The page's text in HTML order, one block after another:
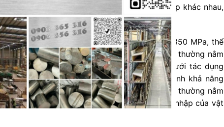
mác thép này trong nhiều ngành công nghiệp khác nhau,
độ bền kéo
dao động trong khoảng 700-850 MPa, thể
đứt gãy. Bên cạnh đó,độ bền chảycủa thép, thường nằm
khả năng chống lại biến dạng vĩnh viễn dưới tác dụng
trọng khác, thường đạt từ 15-20%, phản ánh khả năng
phá hủy. Cuối cùng,độ cứngcủathép 1.4313
thường nằm
cho thấy khả năng chống lại sự xâm nhập của vật